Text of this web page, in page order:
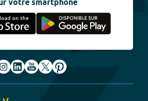
votre smartphone